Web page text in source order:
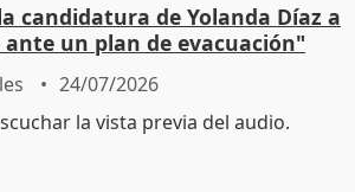
candidatura de Yolanda Díaz a
ante un plan de evacuación"
24/07/2026